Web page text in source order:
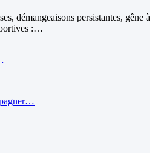
démangeaisons persistantes, gêne à
:…